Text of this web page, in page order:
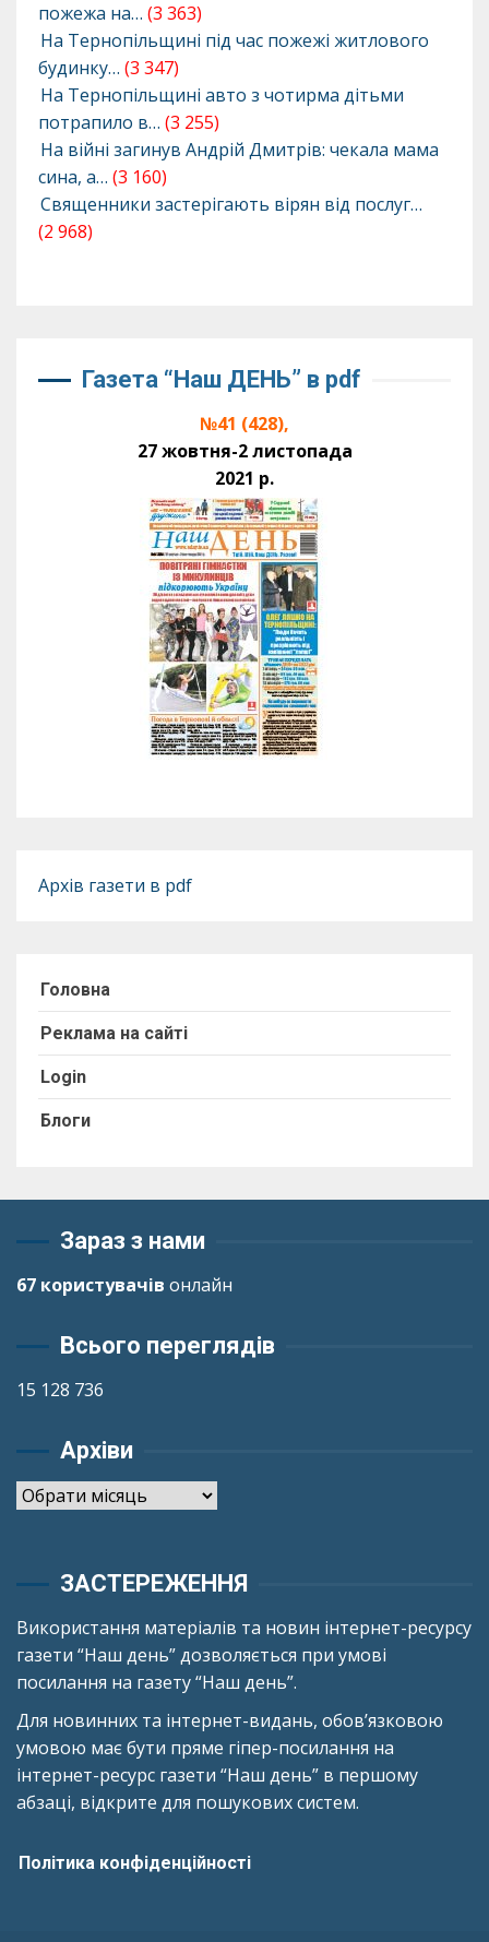
пожежа на… (3 363)
На Тернопільщині під час пожежі житлового
будинку… (3 347)
На Тернопільщині авто з чотирма дітьми
потрапило в… (3 255)
На війні загинув Андрій Дмитрів: чекала мама
сина, а… (3 160)
Священники застерігають вірян від послуг…
(2 968)
Газета “Наш ДЕНЬ” в pdf
№41 (428),
27 жовтня-2 листопада
2021 р.
Архів газети в pdf
Головна
Реклама на сайті
Login
Блоги
Зараз з нами
67 користувачів онлайн
Всього переглядів
15 128 736
Архіви
Архіви
ЗАСТЕРЕЖЕННЯ
Використання матеріалів та новин інтернет-ресурсу
газети “Наш день” дозволяється при умові
посилання на газету “Наш день”.
Для новинних та інтернет-видань, обов’язковою
умовою має бути пряме гіпер-посилання на
інтернет-ресурс газети “Наш день” в першому
абзаці, відкрите для пошукових систем.
Політика конфіденційності